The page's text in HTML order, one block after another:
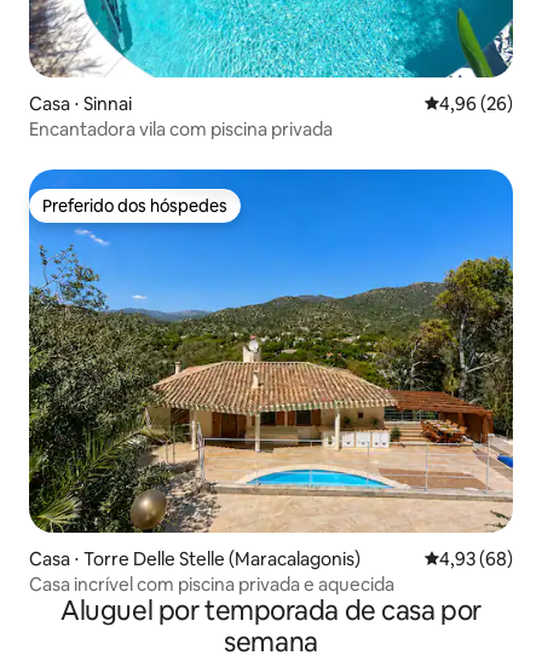
Casa ⋅ Sinnai 4,96 de uma
4,96 (26)
Encantadora vila com piscina privada
Preferido dos hóspedes
Preferido dos hóspedes
Casa ⋅ Torre Delle Stelle (Maracalagonis) 4,93 de uma
4,93 (68)
Casa incrível com piscina privada e aquecida
Aluguel por temporada de casa por
semana